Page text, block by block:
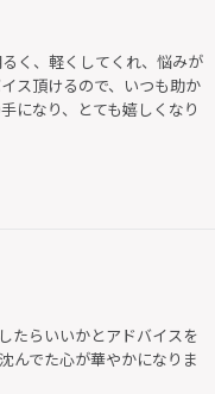
く、軽くしてくれ、悩みが
ス頂けるので、いつも助か
になり、とても嬉しくなり
たらいいかとアドバイスを
んでた心が華やかになりま